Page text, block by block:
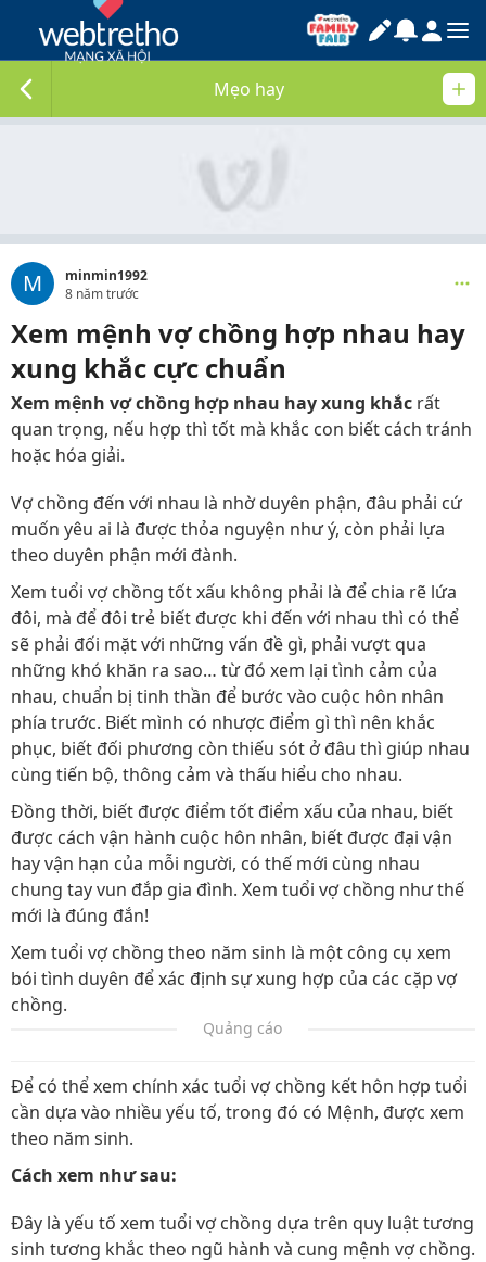
Mẹo hay
M
minmin1992
8 năm trước
Xem mệnh vợ chồng hợp nhau hay
xung khắc cực chuẩn
Xem mệnh vợ chồng hợp nhau hay xung khắc rất
quan trọng, nếu hợp thì tốt mà khắc con biết cách tránh
hoặc hóa giải.
Vợ chồng đến với nhau là nhờ duyên phận, đâu phải cứ
muốn yêu ai là được thỏa nguyện như ý, còn phải lựa
theo duyên phận mới đành.
Xem tuổi vợ chồng tốt xấu không phải là để chia rẽ lứa
đôi, mà để đôi trẻ biết được khi đến với nhau thì có thể
sẽ phải đối mặt với những vấn đề gì, phải vượt qua
những khó khăn ra sao… từ đó xem lại tình cảm của
nhau, chuẩn bị tinh thần để bước vào cuộc hôn nhân
phía trước. Biết mình có nhược điểm gì thì nên khắc
phục, biết đối phương còn thiếu sót ở đâu thì giúp nhau
cùng tiến bộ, thông cảm và thấu hiểu cho nhau.
Đồng thời, biết được điểm tốt điểm xấu của nhau, biết
được cách vận hành cuộc hôn nhân, biết được đại vận
hay vận hạn của mỗi người, có thế mới cùng nhau
chung tay vun đắp gia đình. Xem tuổi vợ chồng như thế
mới là đúng đắn!
Xem tuổi vợ chồng theo năm sinh là một công cụ xem
bói tình duyên để xác định sự xung hợp của các cặp vợ
chồng.
Quảng cáo
Để có thể xem chính xác tuổi vợ chồng kết hôn hợp tuổi
cần dựa vào nhiều yếu tố, trong đó có Mệnh, được xem
theo năm sinh.
Cách xem như sau:
Đây là yếu tố xem tuổi vợ chồng dựa trên quy luật tương
sinh tương khắc theo ngũ hành và cung mệnh vợ chồng.